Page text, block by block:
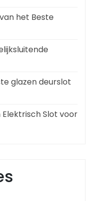
het Beste
glazen deurslot
Slot voor